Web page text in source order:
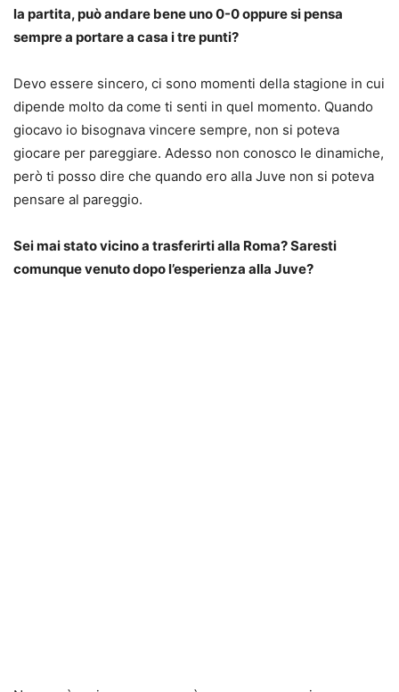
la partita, può andare bene uno 0-0 oppure si pensa
sempre a portare a casa i tre punti?
Devo essere sincero, ci sono momenti della stagione in cui
dipende molto da come ti senti in quel momento. Quando
giocavo io bisognava vincere sempre, non si poteva
giocare per pareggiare. Adesso non conosco le dinamiche,
però ti posso dire che quando ero alla Juve non si poteva
pensare al pareggio.
Sei mai stato vicino a trasferirti alla Roma? Saresti
comunque venuto dopo l’esperienza alla Juve?